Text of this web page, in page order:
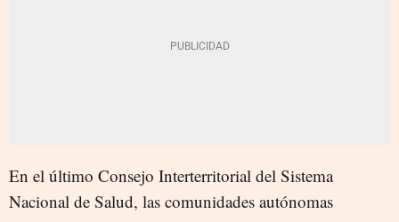
En el último Consejo Interterritorial del Sistema
Nacional de Salud, las comunidades autónomas